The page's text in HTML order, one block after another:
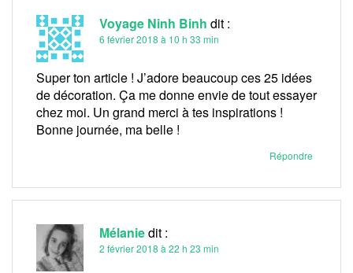
Voyage Ninh Binh dit :
6 février 2018 à 10 h 33 min
Super ton article ! J’adore beaucoup ces 25 idées
de décoration. Ça me donne envie de tout essayer
chez moi. Un grand merci à tes inspirations !
Bonne journée, ma belle !
Répondre
Mélaniedit :
2 février 2018 à 22 h 23 min